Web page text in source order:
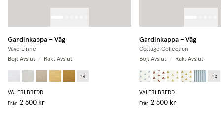
Gardinkappa – Våg
Vävd Linne
Böjt Avslut / Rakt Avslut
+4
VALFRI BREDD
Från 2 500 kr
Gardinkappa – Våg
Cottage Collection
Böjt Avslut / Rakt Avslut
+3
VALFRI BREDD
Från 2 500 kr